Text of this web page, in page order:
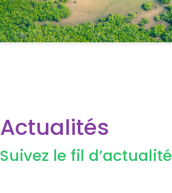
Actualités
Suivez le fil d’actualité